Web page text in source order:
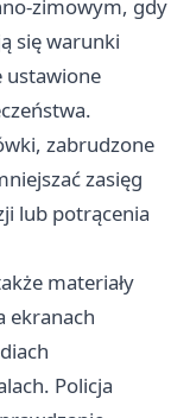
zimowym, gdy
się warunki
ustawione
zabrudzone
zasięg
lub potrącenia
materiały
ekranach
Policja